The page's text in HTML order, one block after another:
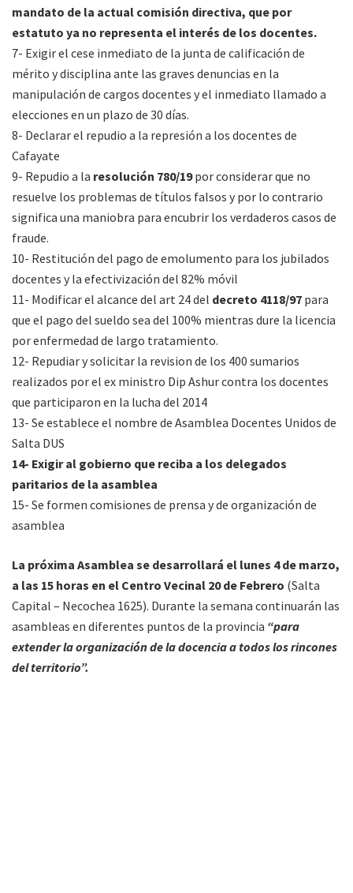
mandato de la actual comisión directiva, que por
estatuto ya no representa el interés de los docentes.
7- Exigir el cese inmediato de la junta de calificación de
mérito y disciplina ante las graves denuncias en la
manipulación de cargos docentes y el inmediato llamado a
elecciones en un plazo de 30 días.
8- Declarar el repudio a la represión a los docentes de
Cafayate
9- Repudio a la resolución 780/19por considerar que no
resuelve los problemas de títulos falsos y por lo contrario
significa una maniobra para encubrir los verdaderos casos de
fraude.
10- Restitución del pago de emolumento para los jubilados
docentes y la efectivización del 82% móvil
11- Modificar el alcance del art 24 del decreto 4118/97 para
que el pago del sueldo sea del 100% mientras dure la licencia
por enfermedad de largo tratamiento.
12- Repudiar y solicitar la revision de los 400 sumarios
realizados por el ex ministro Dip Ashur contra los docentes
que participaron en la lucha del 2014
13- Se establece el nombre de Asamblea Docentes Unidos de
Salta DUS
14- Exigir al gobierno que reciba a los delegados
paritarios de la asamblea
15- Se formen comisiones de prensa y de organización de
asamblea
La próxima Asamblea se desarrollará el lunes 4 de marzo,
a las 15 horas en el Centro Vecinal 20 de Febrero (Salta
Capital – Necochea 1625). Durante la semana continuarán las
asambleas en diferentes puntos de la provincia “para
extender la organización de la docencia a todos los rincones
del territorio”.